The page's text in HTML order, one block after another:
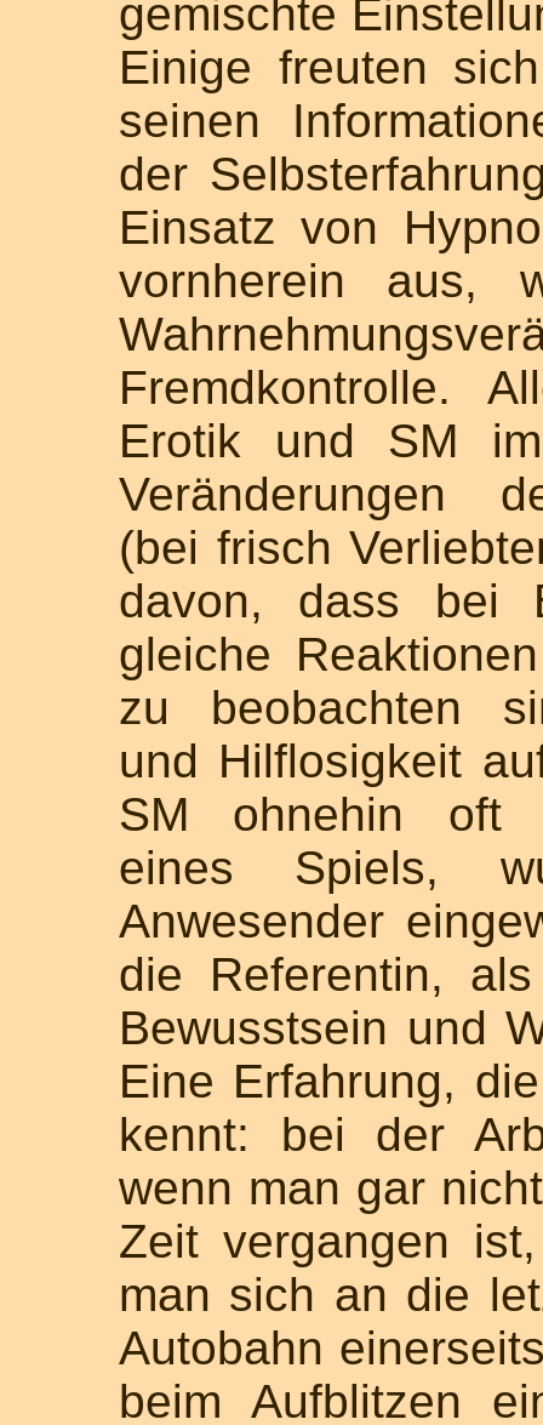
gemischte
Einige freuten
seinen
der
Einsatz von
vornherein aus,
Fremdkontrolle.
Erotik und SM
Veränderungen
(bei frisch
davon, dass bei
gleiche
zu beobachten
und Hilflosigkeit
SM ohnehin oft
eines Spiels,
Anwesender
die Referentin,
Bewusstsein und
Eine Erfahrung,
kennt: bei der
wenn man gar
Zeit vergangen
man sich an die
Autobahn
beim Aufblitzen